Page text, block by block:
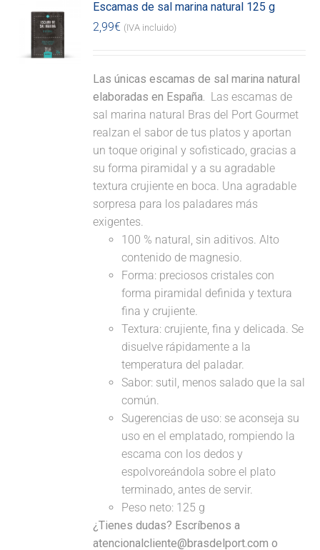
Escamas de sal marina natural 125 g
2,99€ (IVA incluido)
Las únicas escamas de sal marina natural
elaboradas en España. Las escamas de
sal marina natural Bras del Port Gourmet
realzan el sabor de tus platos y aportan
un toque original y sofisticado, gracias a
su forma piramidal y a su agradable
textura crujiente en boca. Una agradable
sorpresa para los paladares más
exigentes.
100 % natural, sin aditivos. Alto
contenido de magnesio.
Forma: preciosos cristales con
forma piramidal definida y textura
fina y crujiente.
Textura: crujiente, fina y delicada. Se
disuelve rápidamente a la
temperatura del paladar.
Sabor: sutil, menos salado que la sal
común.
Sugerencias de uso: se aconseja su
uso en el emplatado, rompiendo la
escama con los dedos y
espolvoreándola sobre el plato
terminado, antes de servir.
Peso neto: 125 g
¿Tienes dudas? Escríbenos a
atencionalcliente@brasdelport.com o